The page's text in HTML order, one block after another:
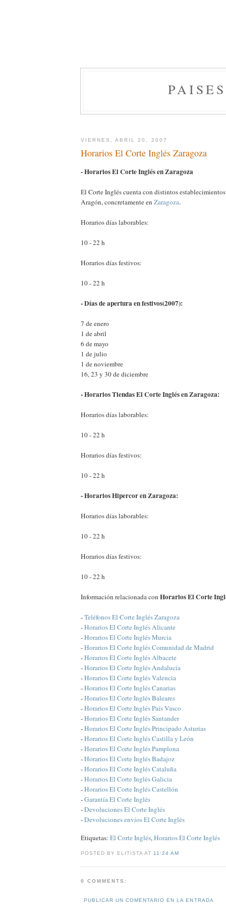
VIERNES, ABRIL 20, 2007
Horarios El Corte Inglés Zaragoza
- Horarios El Corte Inglés en Zaragoza
El Corte Inglés cuenta con distintos
Aragón, concretamente en Zaragoza.
Horarios días laborables:
10 - 22 h
Horarios días festivos:
10 - 22 h
- Días de apertura en festivos(2007):
7 de enero
1 de abril
6 de mayo
1 de julio
1 de noviembre
16, 23 y 30 de diciembre
- Horarios Tiendas El Corte Inglés en Zaragoza:
Horarios días laborables:
10 - 22 h
Horarios días festivos:
10 - 22 h
- Horarios Hipercor en Zaragoza:
Horarios días laborables:
10 - 22 h
Horarios días festivos:
10 - 22 h
Información relacionada con Horarios El Corte
-Teléfonos El Corte Inglés Zaragoza
-Horarios El Corte Inglés Alicante
-Horarios El Corte Inglés Murcia
-Horarios El Corte Inglés Comunidad de Madrid
-Horarios El Corte Inglés Albacete
-Horarios El Corte Inglés Andalucía
-Horarios El Corte Inglés Valencia
-Horarios El Corte Inglés Canarias
-Horarios El Corte Inglés Baleares
-Horarios El Corte Inglés País Vasco
-Horarios El Corte Inglés Santander
-Horarios El Corte Inglés Principado Asturias
-Horarios El Corte Inglés Castilla y León
-Horarios El Corte Inglés Pamplona
-Horarios El Corte Inglés Badajoz
-Horarios El Corte Inglés Cataluña
-Horarios El Corte Inglés Galicia
-Horarios El Corte Inglés Castellón
-Garantía El Corte Inglés
-Devoluciones El Corte Inglés
-Devoluciones envíos El Corte Inglés
Etiquetas: El Corte Inglés,Horarios El Corte Inglés
POSTED BY ELITISTA AT 11:24 AM
0 COMMENTS:
PUBLICAR UN COMENTARIO EN LA ENTRADA